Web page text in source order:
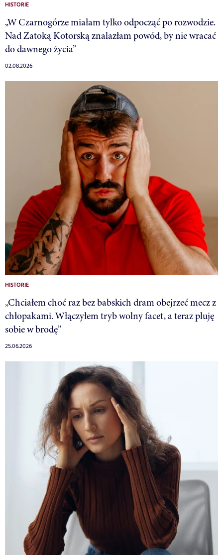
HISTORIE
„W Czarnogórze miałam tylko odpocząć po rozwodzie.
Nad Zatoką Kotorską znalazłam powód, by nie wracać
do dawnego życia”
02.08.2026
HISTORIE
„Chciałem choć raz bez babskich dram obejrzeć mecz z
chłopakami. Włączyłem tryb wolny facet, a teraz pluję
sobie w brodę”
25.06.2026